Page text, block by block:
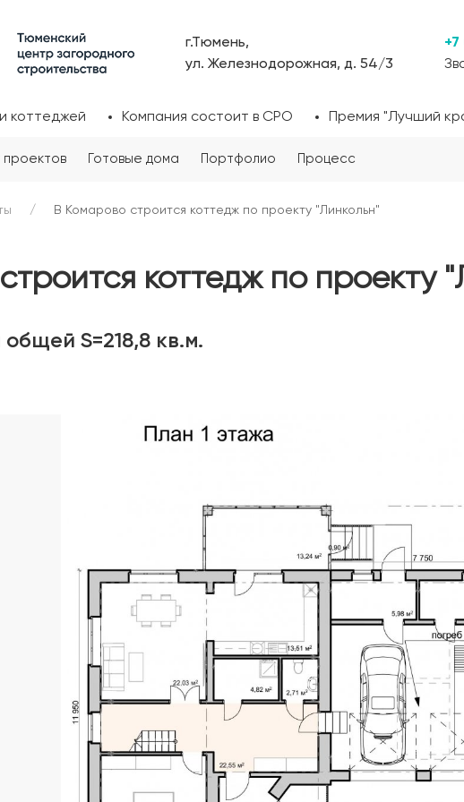
г.Тюмень,
ул. Железнодорожная, д. 54/3
+7
коттеджей Компания состоит в СРО Премия "Лучший
проектов Готовые дома Портфолио Процесс
В Комарово строится коттедж по проекту "Линкольн"
коттедж по проекту
S=218,8 кв.м.